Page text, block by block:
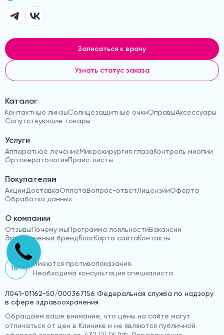
Записаться к врачу
Узнать статус заказа
Каталог
Контактные линзыСолнцезащитные очкиОправыАксессуары
Сопутствующие товары
Услуги
Аппаратное лечениеМикрохирургия глазаКонтроль миопии
ОртокератологияПрайс-листы
Покупателям
АкцииДоставкаОплатаВопрос-ответЛицензииОферта
Обработка данных
О компании
ОтзывыПочему мыПрограмма лояльностиВакансии
Эксклюзивный брендБлогКарта сайтаКонтакты
18+
Имеются противопоказания.
Необходима консультация специалиста
Л041-01162-50/000367156 Федеральная служба по надзору
в сфере здравоохранения
Обращаем ваше внимание, что цены на сайте могут
отличаться от цен в Клинике и не являются публичной